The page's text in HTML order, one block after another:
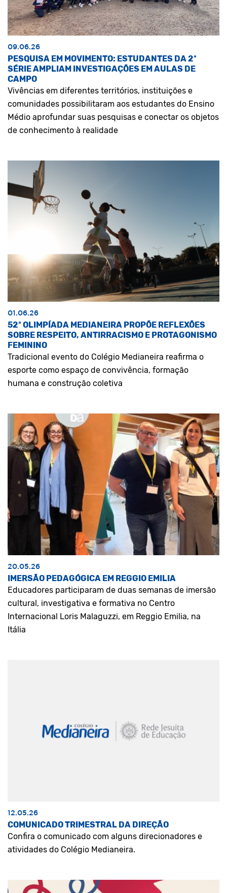
09.06.26
PESQUISA EM MOVIMENTO: ESTUDANTES DA 2ª
SÉRIE AMPLIAM INVESTIGAÇÕES EM AULAS DE
CAMPO
Vivências em diferentes territórios, instituições e
comunidades possibilitaram aos estudantes do Ensino
Médio aprofundar suas pesquisas e conectar os objetos
de conhecimento à realidade
01.06.26
52ª OLIMPÍADA MEDIANEIRA PROPÕE REFLEXÕES
SOBRE RESPEITO, ANTIRRACISMO E PROTAGONISMO
FEMININO
Tradicional evento do Colégio Medianeira reafirma o
esporte como espaço de convivência, formação
humana e construção coletiva
20.05.26
IMERSÃO PEDAGÓGICA EM REGGIO EMILIA
Educadores participaram de duas semanas de imersão
cultural, investigativa e formativa no Centro
Internacional Loris Malaguzzi, em Reggio Emilia, na
Itália
12.05.26
COMUNICADO TRIMESTRAL DA DIREÇÃO
Confira o comunicado com alguns direcionadores e
atividades do Colégio Medianeira.